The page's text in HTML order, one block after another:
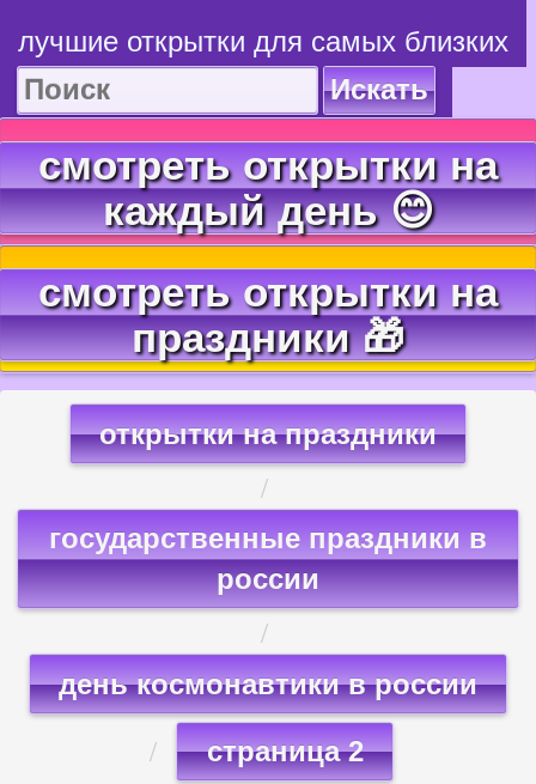
лучшие открытки для самых близких
Искать
смотреть открытки на
каждый день 😊
смотреть открытки на
праздники 🎁
открытки на праздники
государственные праздники в
россии
день космонавтики в россии
страница 2